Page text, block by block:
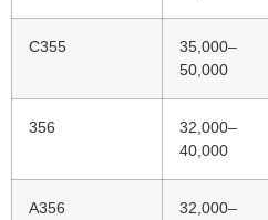
C355
35,000–
50,000
356
32,000–
40,000
A356
32,000–